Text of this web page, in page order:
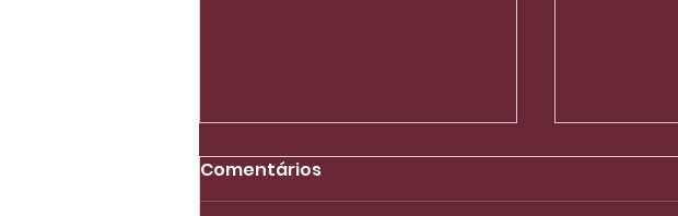
Comentários